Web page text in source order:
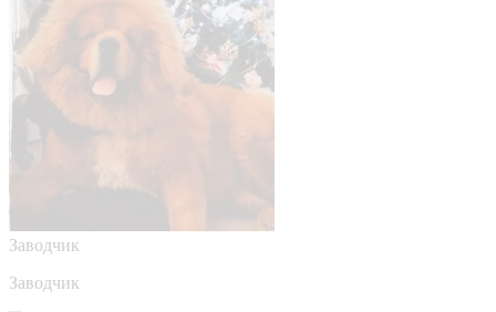
Заводчик
Заводчик